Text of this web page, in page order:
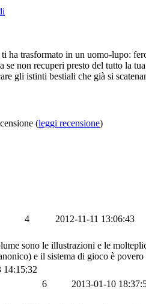
ha trasformato in un uomo-lupo:
se non recuperi presto del tutto la
gli istinti bestiali che già si
(leggi recensione)
4
2012-11-11 13:06:43
sono le illustrazioni e le
e il sistema di gioco è
14:15:32
6
2013-01-10